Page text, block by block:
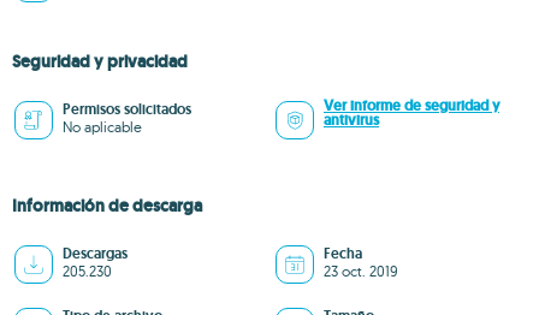
Seguridad y privacidad
Permisos solicitados
No aplicable
Ver informe de seguridad y
antivirus
Información de descarga
Descargas
205.230
Fecha
23 oct. 2019